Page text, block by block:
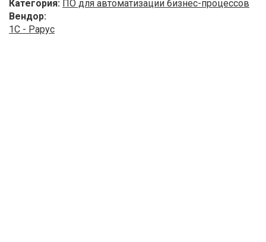
Категория: ПО для автоматизации бизнес-процессов
Вендор:
1С - Рарус